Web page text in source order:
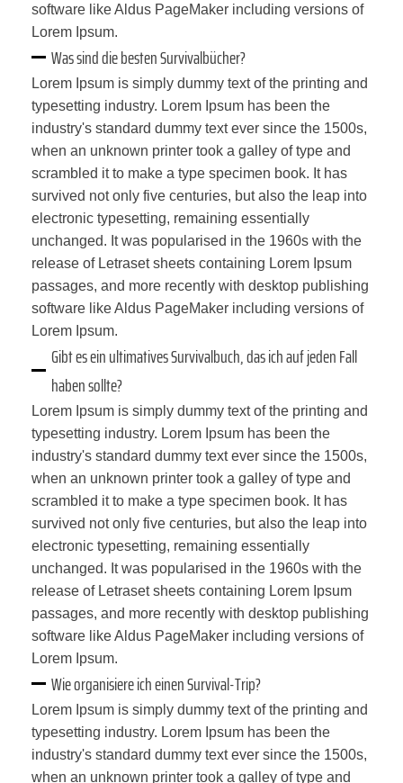
software like Aldus PageMaker including versions of
Lorem Ipsum.
Was sind die besten Survivalbücher?
Lorem Ipsum is simply dummy text of the printing and
typesetting industry. Lorem Ipsum has been the
industry's standard dummy text ever since the 1500s,
when an unknown printer took a galley of type and
scrambled it to make a type specimen book. It has
survived not only five centuries, but also the leap into
electronic typesetting, remaining essentially
unchanged. It was popularised in the 1960s with the
release of Letraset sheets containing Lorem Ipsum
passages, and more recently with desktop publishing
software like Aldus PageMaker including versions of
Lorem Ipsum.
Gibt es ein ultimatives Survivalbuch, das ich auf jeden Fall
haben sollte?
Lorem Ipsum is simply dummy text of the printing and
typesetting industry. Lorem Ipsum has been the
industry's standard dummy text ever since the 1500s,
when an unknown printer took a galley of type and
scrambled it to make a type specimen book. It has
survived not only five centuries, but also the leap into
electronic typesetting, remaining essentially
unchanged. It was popularised in the 1960s with the
release of Letraset sheets containing Lorem Ipsum
passages, and more recently with desktop publishing
software like Aldus PageMaker including versions of
Lorem Ipsum.
Wie organisiere ich einen Survival-Trip?
Lorem Ipsum is simply dummy text of the printing and
typesetting industry. Lorem Ipsum has been the
industry's standard dummy text ever since the 1500s,
when an unknown printer took a galley of type and